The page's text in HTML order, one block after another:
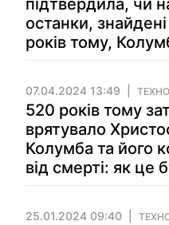
підтвердила, чи
останки,
років тому,
07.04.2024 13:49
520 років тому
врятувало
Колумба та його
від смерті: як це
25.01.2024 09:40